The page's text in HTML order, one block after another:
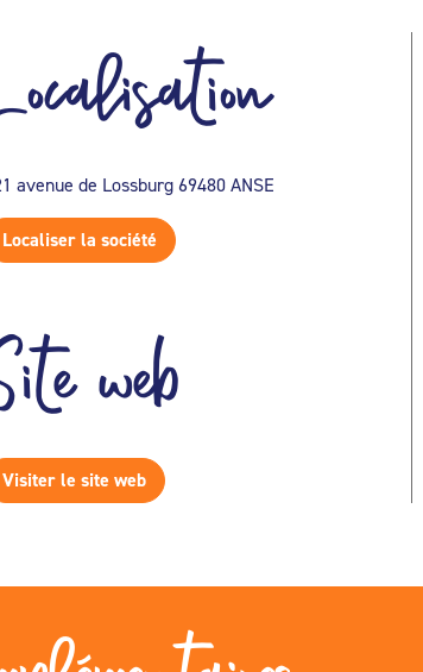
avenue de Lossburg 69480 ANSE
Localiser la société
web
Visiter le site web